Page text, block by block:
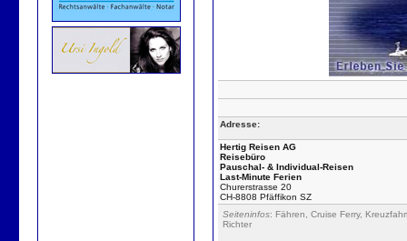
Adresse:
Hertig Reisen AG
Reisebüro
Pauschal- & Individual-Reisen
Last-Minute Ferien
Churerstrasse 20
CH-8808 Pfäffikon SZ
Seiteninfos: Fähren, Cruise Ferry,
Richter